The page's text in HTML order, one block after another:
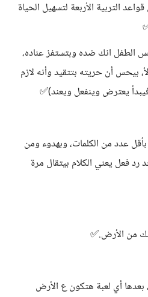
التربية الأربعة لتسهيل الحياة
الطفل انك ضده وبتستفز عناده،
بيحس أن حريته بتتقيد وأنه لازم
يعترض وينفعل ويعند)✅️
عدد من الكلمات، وبهدوء ومن
فعل يعني الكلام بيتقال مرة
من الأرض.✅
بعدها أي لعبة هتكون ع الأرض